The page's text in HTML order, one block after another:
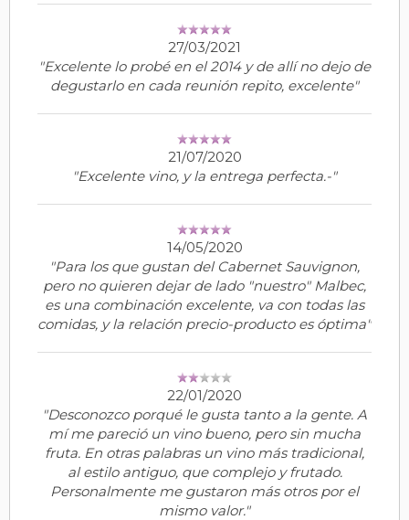
27/03/2021
"Excelente lo probé en el 2014 y de allí no dejo de
degustarlo en cada reunión repito, excelente"
21/07/2020
"Excelente vino, y la entrega perfecta.-"
14/05/2020
"Para los que gustan del Cabernet Sauvignon,
pero no quieren dejar de lado "nuestro" Malbec,
es una combinación excelente, va con todas las
comidas, y la relación precio-producto es óptima"
22/01/2020
"Desconozco porqué le gusta tanto a la gente. A
mí me pareció un vino bueno, pero sin mucha
fruta. En otras palabras un vino más tradicional,
al estilo antiguo, que complejo y frutado.
Personalmente me gustaron más otros por el
mismo valor."